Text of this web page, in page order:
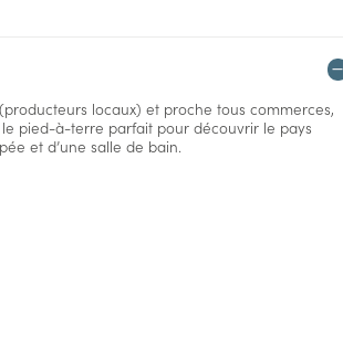
locaux) et proche tous commerces,
pied-à-terre parfait pour découvrir le pays
et d’une salle de bain.